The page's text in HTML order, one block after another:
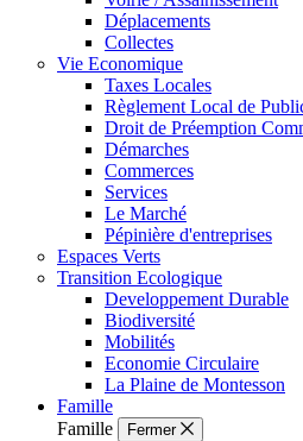
Déplacements
Collectes
Vie Economique
Taxes Locales
Règlement Local de
Droit de Préemption
Démarches
Commerces
Services
Le Marché
Pépinière d'entreprises
Espaces Verts
Transition Ecologique
Developpement Durable
Biodiversité
Mobilités
Economie Circulaire
La Plaine de Montesson
Famille
Famille
Fermer